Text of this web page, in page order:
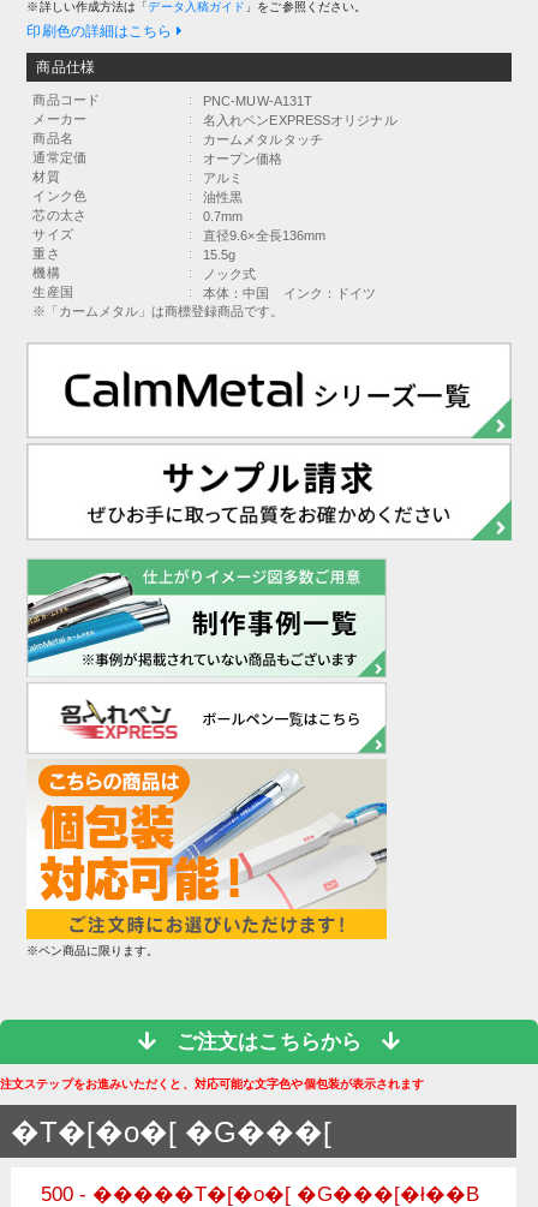
※詳しい作成方法は「データ入稿ガイド 」をご参照ください。
印刷色の詳細はこちら
商品仕様
商品コード :
PNC-MUW-A131T
メーカー
:
名入れペンEXPRESSオリジナル
商品名
:
カームメタルタッチ
通常定価
:
オープン価格
材質
:
アルミ
インク色
:
油性黒
芯の太さ
:
0.7mm
サイズ
:
直径9.6×全長136mm
重さ
:
15.5g
機構
:
ノック式
生産国
:
本体：中国 インク：ドイツ
※「カームメタル」は商標登録商品です。
※ペン商品に限ります。
ご注文はこちらから
注文ステップをお進みいただくと、対応可能な文字色や個包装が表示されます
�T�[�o�[ �G���[
500 - �����T�[�o�[ �G���[�ł��B